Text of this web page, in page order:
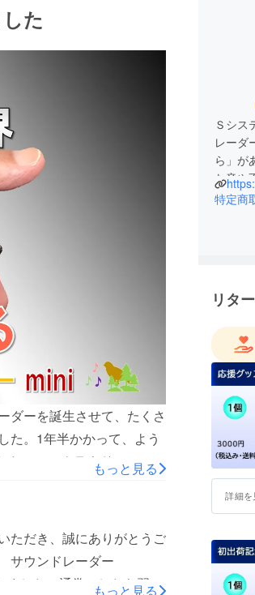
た
ダーを誕生させて、たくさ
た。1年半かかって、よう
たので、クラウドファン
性重視で価格と性能の限
もっと見る
ただき、誠にありがとうご
サウンドレーダー
した。通常でしたら翌日
もっと見る
Ｓシス
レーダ
ら」が
な音や
つい「
しょ
もっ
特定商
リタ
詳細を